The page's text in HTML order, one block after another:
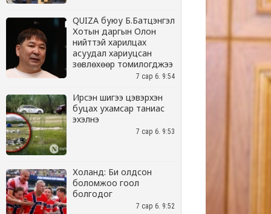
QUIZA буюу Б.Батцэнгэл
Хотын даргын Олон
нийттэй харилцах
асуудал хариуцсан
зөвлөхөөр томилогджээ
7 сар 6. 9:54
Ирсэн шигээ цэвэрхэн
буцах ухамсар таниас
эхэлнэ
7 сар 6. 9:53
Холанд: Би олдсон
боломжоо гоол
болгодог
7 сар 6. 9:52